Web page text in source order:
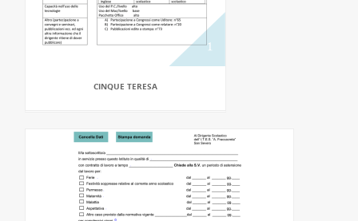
CINQUE TERESA